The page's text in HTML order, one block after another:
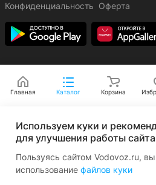
Конфиденциальность Оферта
Главная Каталог Корзина
Используем куки и
для улучшения работы сайта
Пользуясь сайтом Vodovoz.ru,
использование файлов куки